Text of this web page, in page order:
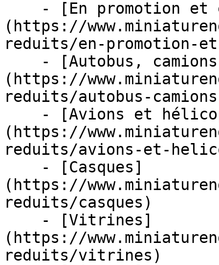
(https://
reduits/en-promotion-
(https://
reduits/autobus-
(https://
reduits/avions-et-
(https://
reduits/casques)
(https://
reduits/vitrines)